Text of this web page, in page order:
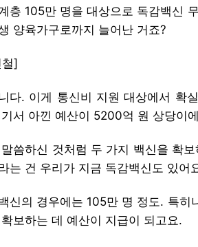
층 105만 명을 대상으로 독감백신
양육가구로까지 늘어난 거죠?
]
다. 이게 통신비 지원 대상에서 확
서 아낀 예산이 5200억 원 상당이
씀하신 것처럼 두 가지 백신을 확
는 건 우리가 지금 독감백신도 있어
신의 경우에는 105만 명 정도. 특히
보하는 데 예산이 지급이 되고요.